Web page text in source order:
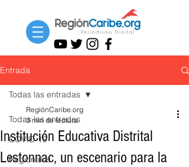
Entrada
Todas las entradas
COVID-19
Regionales
Todas las entradas
Institución Educativa Distrital
Lestonnac, un escenario para la
RegiónCaribe.org
3 min de lectura